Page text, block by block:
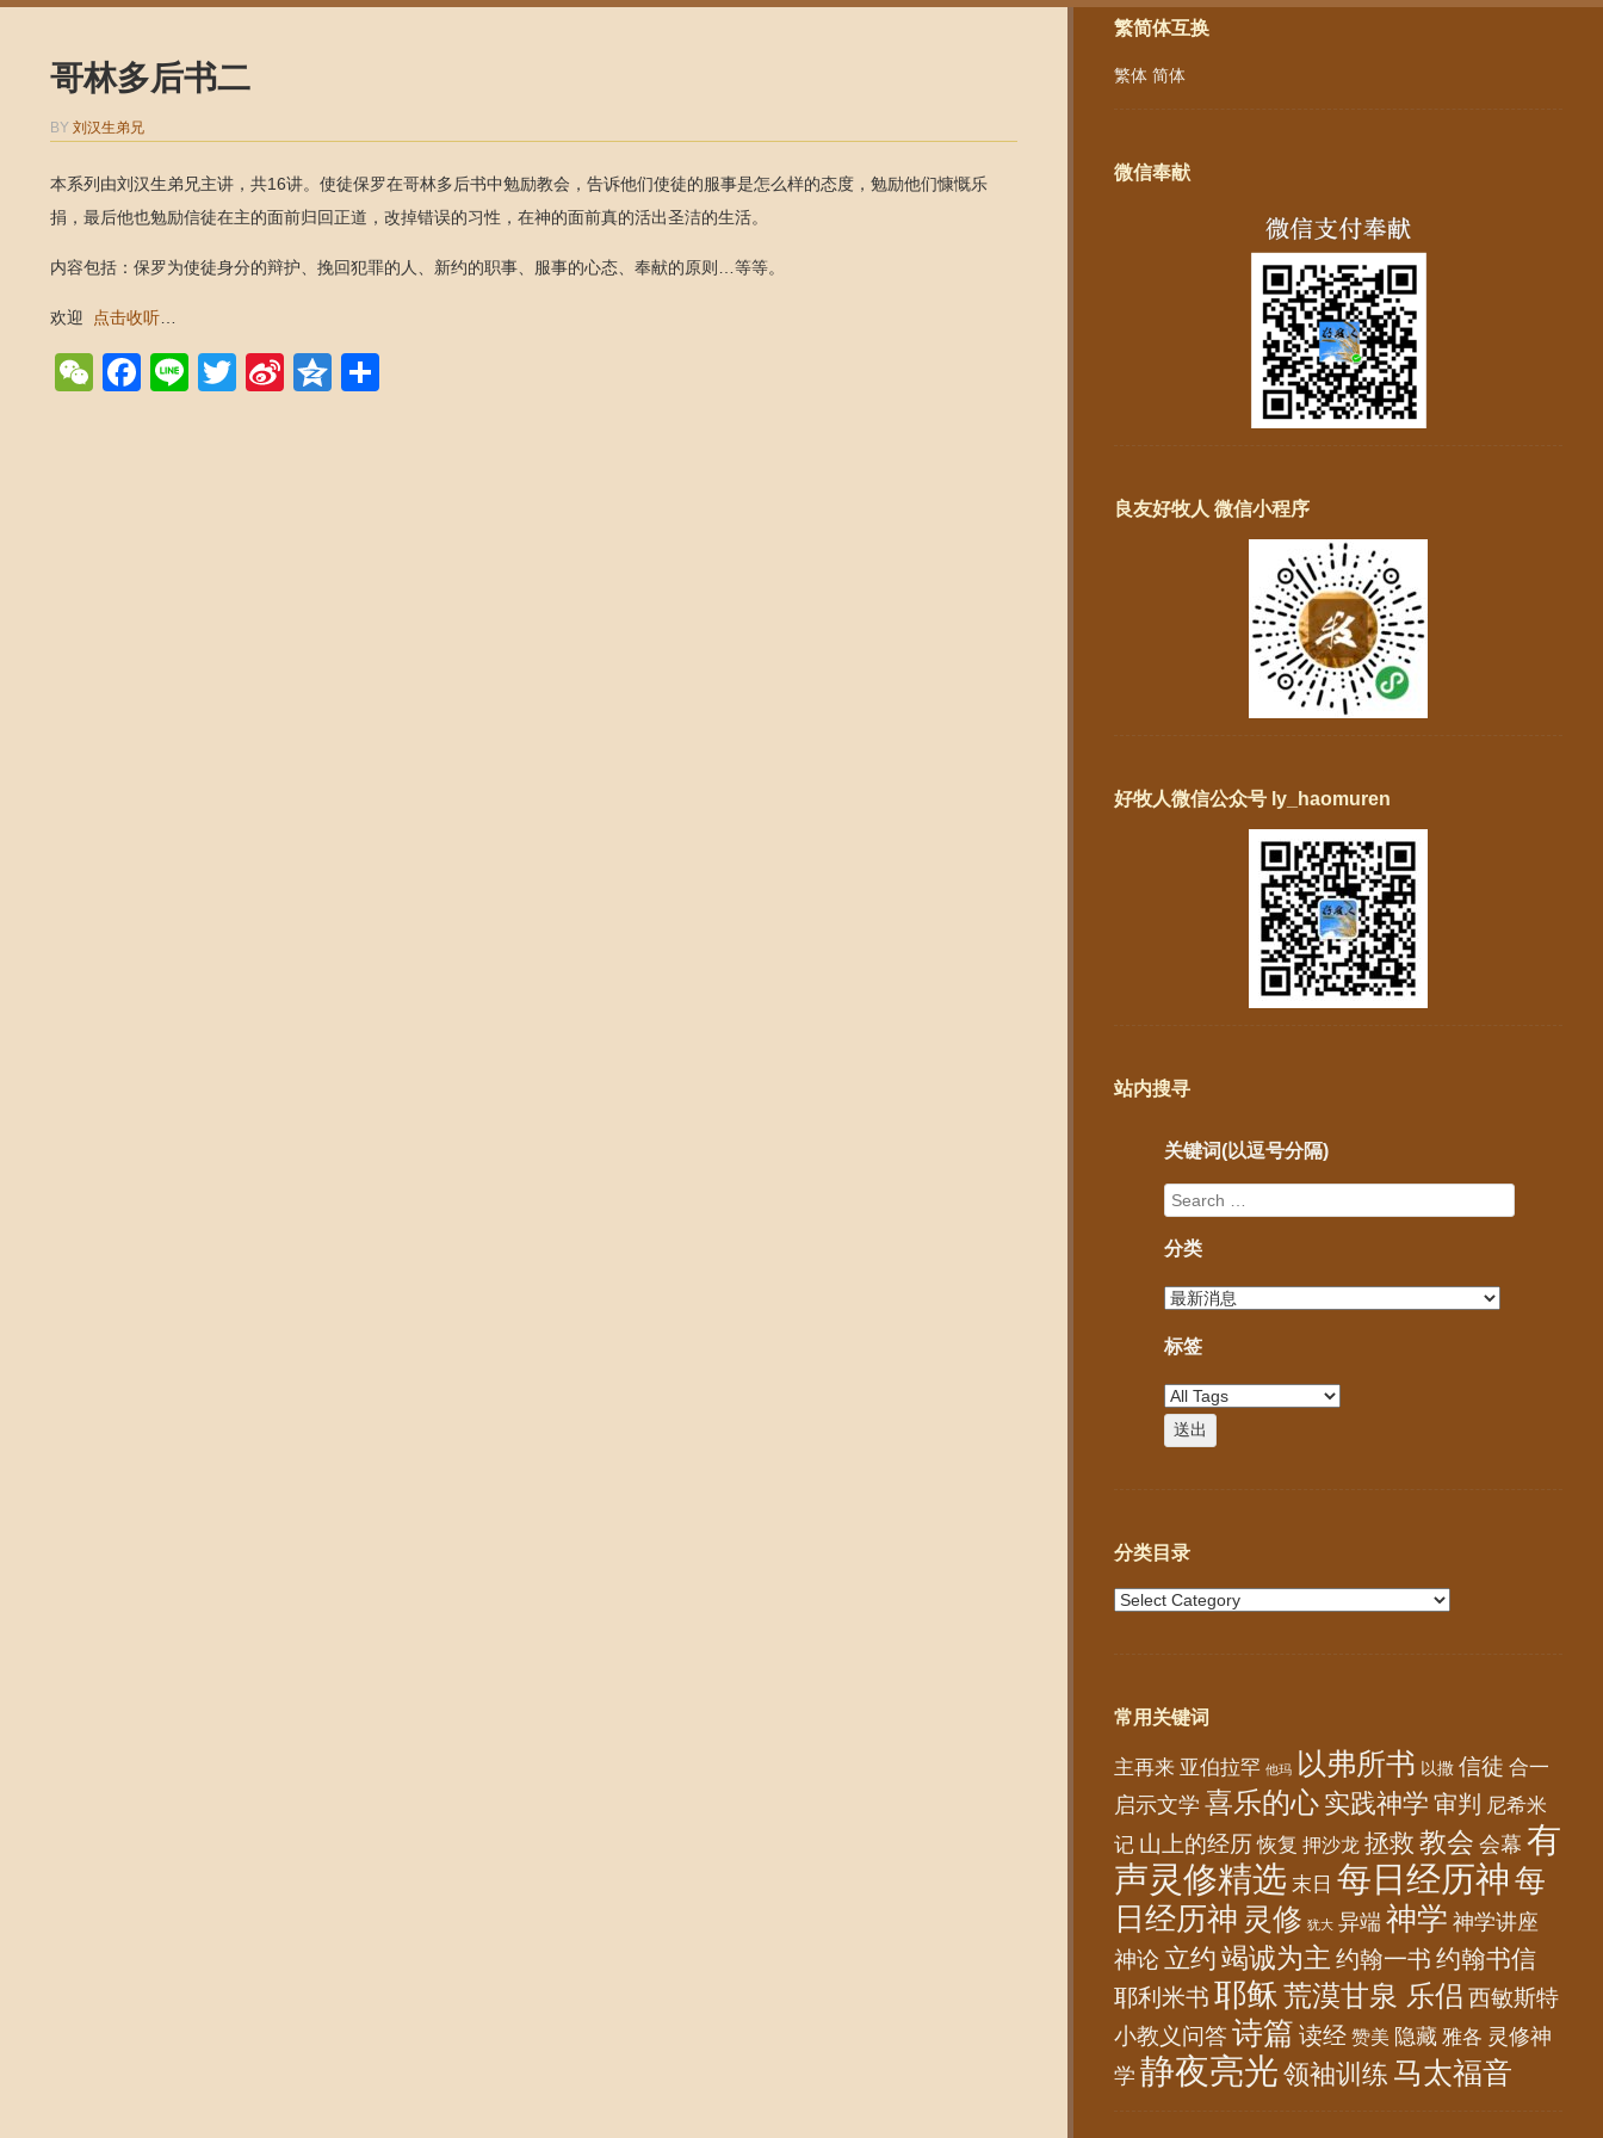
哥林多后书二
BY 刘汉生弟兄
本系列由刘汉生弟兄主讲，共16讲。使徒保罗在哥林多后书中勉励教会，告诉他们使徒的服事是怎么样的态度，勉励他们慷慨乐
捐，最后他也勉励信徒在主的面前归回正道，改掉错误的习性，在神的面前真的活出圣洁的生活。
内容包括：保罗为使徒身分的辩护、挽回犯罪的人、新约的职事、服事的心态、奉献的原则…等等。
欢迎 点击收听
WeChat
Facebook
LineTwitterSinaQzone
繁简体互换
繁体 简体
微信奉献
良友好牧人 微信小程序
好牧人微信公众号 ly_haomuren
站内搜寻
关键词(以逗号分隔)
分类
标签
分类目录
常用关键词
主再来 亚伯拉罕 他玛 以弗所书 以撒 信徒 合一
启示文学 喜乐的心 实践神学 审判 尼希米
记 山上的经历 恢复 押沙龙 拯救 教会 会幕 有
声灵修精选 末日 每日经历神 每
日经历神 灵修 犹大 异端 神学 神学讲座
神论 立约 竭诚为主 约翰一书 约翰书信
耶利米书 耶稣荒漠甘泉 乐侣 西敏斯特
小教义问答诗篇 读经 赞美 隐藏 雅各 灵修神
学 静夜亮光 领袖训练 马太福音